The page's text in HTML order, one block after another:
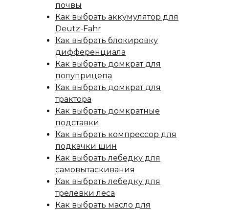
почвы
Как выбрать аккумулятор для
Deutz-Fahr
Как выбрать блокировку
дифференциала
Как выбрать домкрат для
полуприцепа
Как выбрать домкрат для
трактора
Как выбрать домкратные
подставки
Как выбрать компрессор для
подкачки шин
Как выбрать лебедку для
самовытаскивания
Как выбрать лебедку для
трелевки леса
Как выбрать масло для